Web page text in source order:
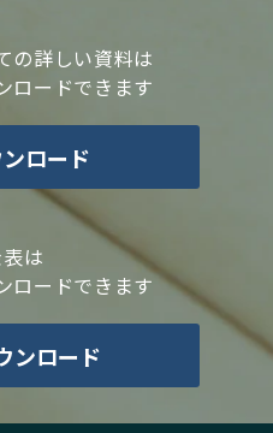
の詳しい資料は
ロードできます
ロード
は
ロードできます
ンロード